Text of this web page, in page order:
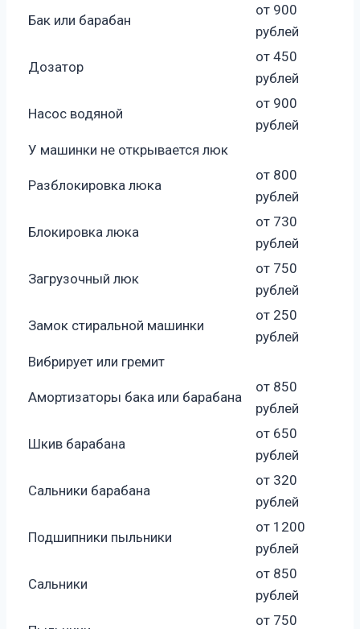
Бак или барабан
от 900
рублей
Дозатор
от 450
рублей
Насос водяной
от 900
рублей
У машинки не открывается люк
Разблокировка люка
от 800
рублей
Блокировка люка
от 730
рублей
Загрузочный люк
от 750
рублей
Замок стиральной машинки
от 250
рублей
Вибрирует или гремит
Амортизаторы бака или барабана
от 850
рублей
Шкив барабана
от 650
рублей
Сальники барабана
от 320
рублей
Подшипники пыльники
от 1200
рублей
Сальники
от 850
рублей
от 750